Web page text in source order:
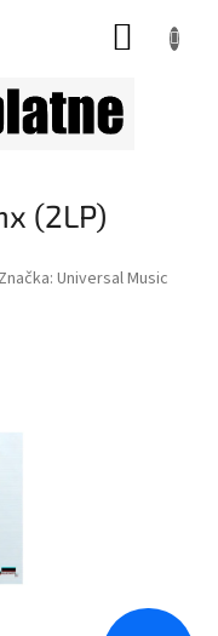
(2LP)
Značka: Universal Music